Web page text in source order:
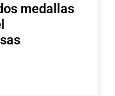
medallas